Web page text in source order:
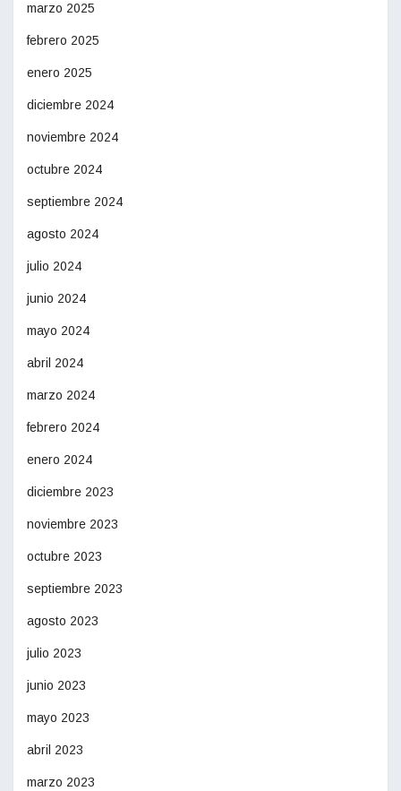
marzo 2025
febrero 2025
enero 2025
diciembre 2024
noviembre 2024
octubre 2024
septiembre 2024
agosto 2024
julio 2024
junio 2024
mayo 2024
abril 2024
marzo 2024
febrero 2024
enero 2024
diciembre 2023
noviembre 2023
octubre 2023
septiembre 2023
agosto 2023
julio 2023
junio 2023
mayo 2023
abril 2023
marzo 2023